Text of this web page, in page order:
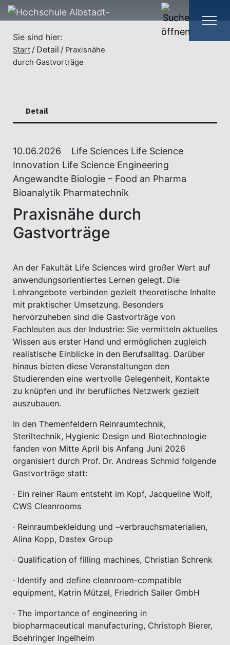
Sie sind hier:
Start Detail
Praxisnähe
durch Gastvorträge
10.06.2026
Life Sciences Life Science
Innovation Life Science Engineering
Angewandte Biologie – Food an Pharma
Bioanalytik Pharmatechnik
Praxisnähe durch
Gastvorträge
An der Fakultät Life Sciences wird großer Wert auf
anwendungsorientiertes Lernen gelegt. Die
Lehrangebote verbinden gezielt theoretische Inhalte
mit praktischer Umsetzung. Besonders
hervorzuheben sind die Gastvorträge von
Fachleuten aus der Industrie: Sie vermitteln aktuelles
Wissen aus erster Hand und ermöglichen zugleich
realistische Einblicke in den Berufsalltag. Darüber
hinaus bieten diese Veranstaltungen den
Studierenden eine wertvolle Gelegenheit, Kontakte
zu knüpfen und ihr berufliches Netzwerk gezielt
auszubauen.
In den Themenfeldern Reinraumtechnik,
Steriltechnik, Hygienic Design und Biotechnologie
fanden von Mitte April bis Anfang Juni 2026
organisiert durch Prof. Dr. Andreas Schmid folgende
Gastvorträge statt:
· Ein reiner Raum entsteht im Kopf, Jacqueline Wolf,
CWS Cleanrooms
· Reinraumbekleidung und –verbrauchsmaterialien,
Alina Kopp, Dastex Group
· Qualification of filling machines, Christian Schrenk
· Identify and define cleanroom-compatible
equipment, Katrin Mützel, Friedrich Sailer GmbH
· The importance of engineering in
biopharmaceutical manufacturing, Christoph Bierer,
Boehringer Ingelheim
Detail